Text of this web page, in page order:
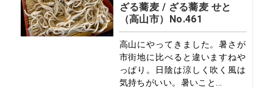
ざる蕎麦 / ざる蕎麦 せと
（高山市）No.461
高山にやってきました。暑さが
市街地に比べると違いますねや
っぱり。日陰は涼しく吹く風は
気持ちがいい。暑いこと...